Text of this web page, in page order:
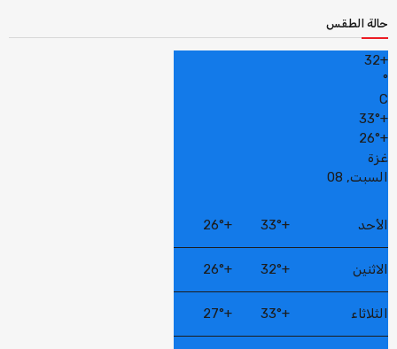
حالة الطقس
+
32
°
C
+
33°
+
26°
غزة
السبت, 08
الأحد +
33°
+
26°
الاثنين +
32°
+
26°
الثلاثاء +
33°
+
27°